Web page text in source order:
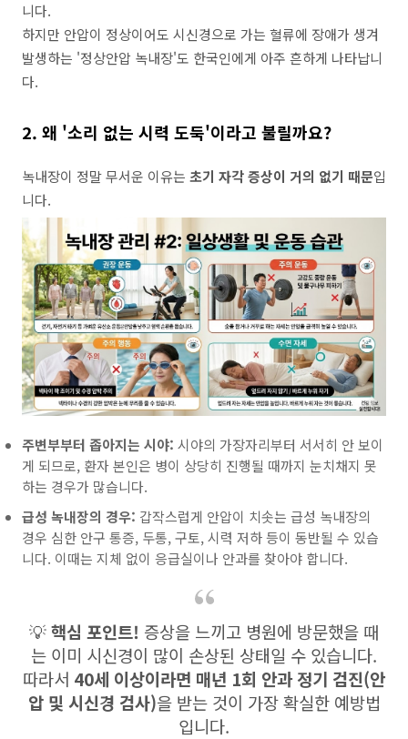
니다.
하지만 안압이 정상이어도 시신경으로 가는 혈류에 장애가 생겨
발생하는 '정상안압 녹내장'도 한국인에게 아주 흔하게 나타납니
다.
2. 왜 '소리 없는 시력 도둑'이라고 불릴까요?
녹내장이 정말 무서운 이유는 초기 자각 증상이 거의 없기 때문입
니다.
주변부부터 좁아지는 시야: 시야의 가장자리부터 서서히 안 보이
게 되므로, 환자 본인은 병이 상당히 진행될 때까지 눈치채지 못
하는 경우가 많습니다.
급성 녹내장의 경우: 갑작스럽게 안압이 치솟는 급성 녹내장의
경우 심한 안구 통증, 두통, 구토, 시력 저하 등이 동반될 수 있습
니다. 이때는 지체 없이 응급실이나 안과를 찾아야 합니다.
💡핵심 포인트! 증상을 느끼고 병원에 방문했을 때
는 이미 시신경이 많이 손상된 상태일 수 있습니다.
따라서 40세 이상이라면 매년 1회 안과 정기 검진(안
압 및 시신경 검사)을 받는 것이 가장 확실한 예방법
입니다.